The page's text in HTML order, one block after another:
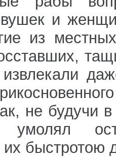
и
из
не будучи
умолял
их быстротою